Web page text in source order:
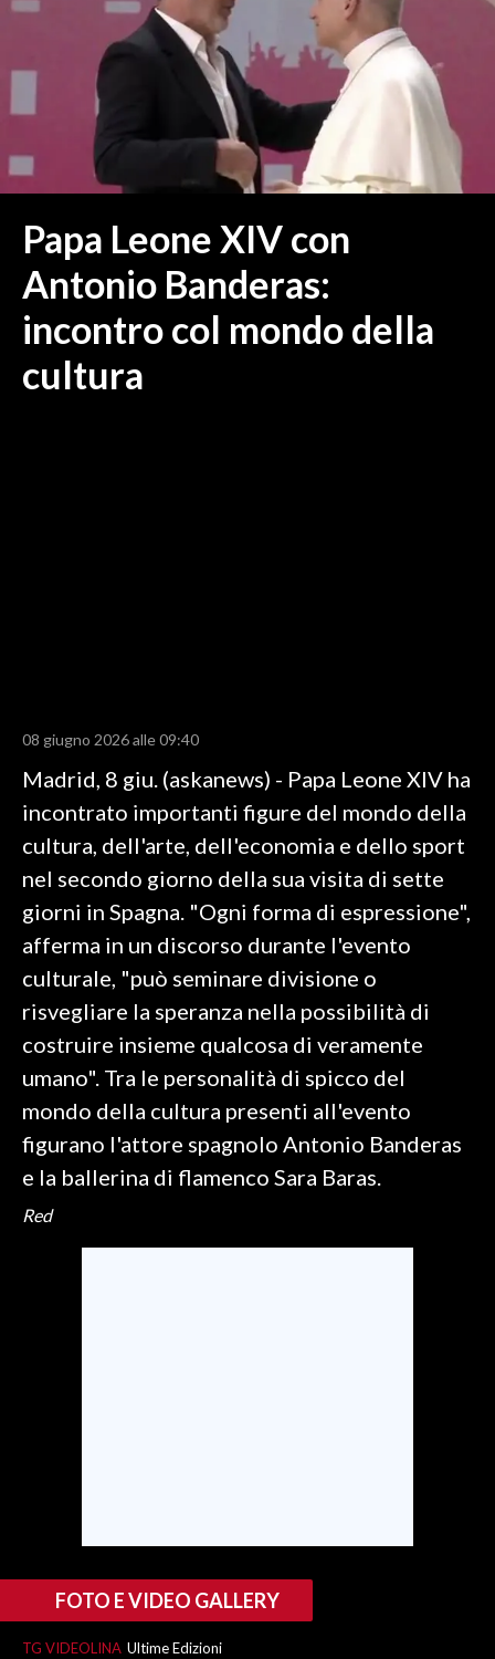
MEDIO CAMPIDANO
ORISTANO E PROVINCIA
SASSARI E PROVINCIA
NUORO E PROVINCIA
OGLIASTRA
CRONACA
ITALIA
MONDO
POLITICA
CALCIO
CULTURA
SPETTACOLI
GOSSIP
SALUTE
SARDI NEL MONDO
ANNUNCI
Papa Leone XIV con
Antonio Banderas:
incontro col mondo della
cultura
08 giugno 2026 alle 09:40
Madrid, 8 giu. (askanews) - Papa Leone XIV ha
incontrato importanti figure del mondo della
cultura, dell'arte, dell'economia e dello sport
nel secondo giorno della sua visita di sette
giorni in Spagna. "Ogni forma di espressione",
afferma in un discorso durante l'evento
culturale, "può seminare divisione o
risvegliare la speranza nella possibilità di
costruire insieme qualcosa di veramente
umano". Tra le personalità di spicco del
mondo della cultura presenti all'evento
figurano l'attore spagnolo Antonio Banderas
e la ballerina di flamenco Sara Baras.
Red
FOTO E VIDEO GALLERY
TG VIDEOLINA Ultime Edizioni